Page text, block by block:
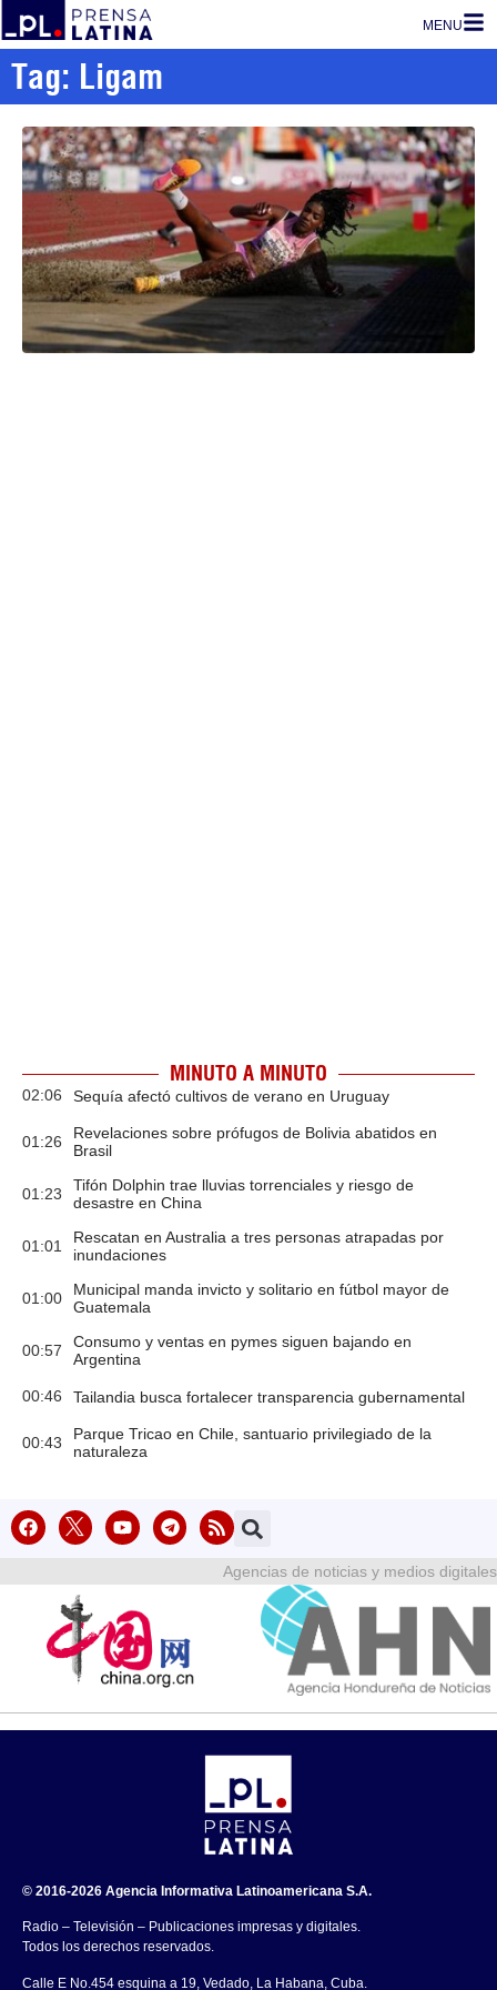
MENU
Tag: Ligam
MINUTO A MINUTO
02:06 Sequía afectó cultivos de verano en Uruguay
01:26
Revelaciones sobre prófugos de Bolivia abatidos en
Brasil
01:23
Tifón Dolphin trae lluvias torrenciales y riesgo de
desastre en China
01:01
Rescatan en Australia a tres personas atrapadas por
inundaciones
01:00
Municipal manda invicto y solitario en fútbol mayor de
Guatemala
00:57
Consumo y ventas en pymes siguen bajando en
Argentina
00:46 Tailandia busca fortalecer transparencia gubernamental
00:43
Parque Tricao en Chile, santuario privilegiado de la
naturaleza
Agencias de noticias y medios digitales
© 2016-2026 Agencia Informativa Latinoamericana S.A.
Radio – Televisión – Publicaciones impresas y digitales.
Todos los derechos reservados.
Calle E No.454 esquina a 19, Vedado, La Habana, Cuba.